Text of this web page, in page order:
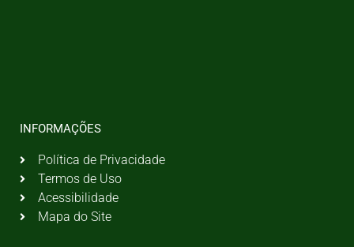
INFORMAÇÕES
Política de Privacidade
Termos de Uso
Acessibilidade
Mapa do Site